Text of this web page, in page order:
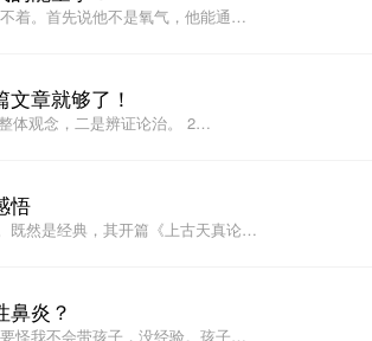
着。首先说他不是氧气，他能通…
章就够了！
体观念，二是辨证论治。 2…
悟
既然是经典，其开篇《上古天真论…
鼻炎？
怪我不会带孩子，没经验。孩子…